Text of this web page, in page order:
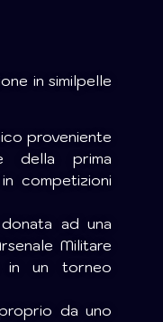
in similpelle
proveniente
della prima
competizioni
ad una
Militare
in un torneo
da uno